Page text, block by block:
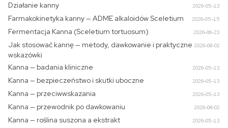
Działanie kanny 2026-05-13
Farmakokinetyka kanny — ADME alkaloidów Sceletium 2026-05-15
Fermentacja Kanna (Sceletium tortuosum) 2026-06-23
Jak stosować kannę — metody, dawkowanie i praktyczne
wskazówki
2026-08-02
Kanna — badania kliniczne 2026-05-13
Kanna — bezpieczeństwo i skutki uboczne 2026-05-13
Kanna — przeciwwskazania 2026-05-13
Kanna — przewodnik po dawkowaniu 2026-08-02
Kanna — roślina suszona a ekstrakt 2026-05-13